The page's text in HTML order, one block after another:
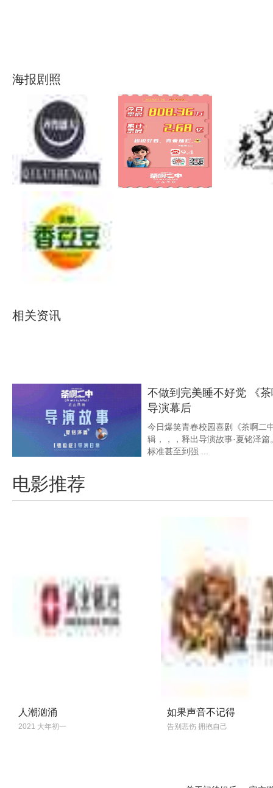
海报剧照
相关资讯
不做到完美睡不好觉 《
导演幕后
今日爆笑青春校园喜剧《茶啊二
辑，，，释出导演故事·夏铭泽篇
标准甚至到强 ...
豆瓣开分8.3，，，电影《茶
电影推荐
人潮汹涌
2021 大年初一
如果声音不记得
告别悲伤 拥抱自己